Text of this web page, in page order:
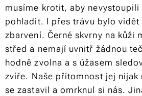
musíme krotit, aby nevystoupili
pohladit. I přes trávu bylo vidět
zbarvení. Černé skvrny na kůži
střed a nemají uvnitř žádnou
hodně zvolna a s úžasem
zvíře. Naše přítomnost jej nijak
se zastavil a omrknul si nás.